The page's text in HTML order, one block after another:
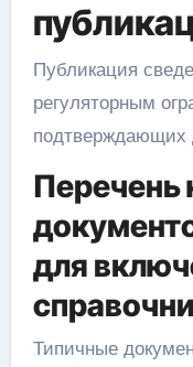
Публикация
регуляторным
подтверждающих
Перечень
для
Типичные